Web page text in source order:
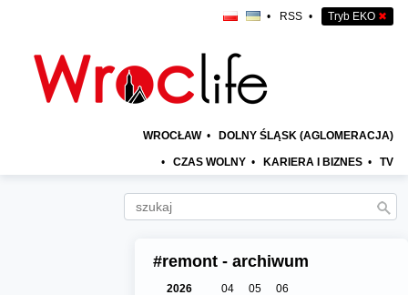
• RSS • Tryb EKO ✖
WROCŁAW • DOLNY ŚLĄSK (AGLOMERACJA)
• CZAS WOLNY • KARIERA I BIZNES • TV
#remont - archiwum
2026 04 05
06